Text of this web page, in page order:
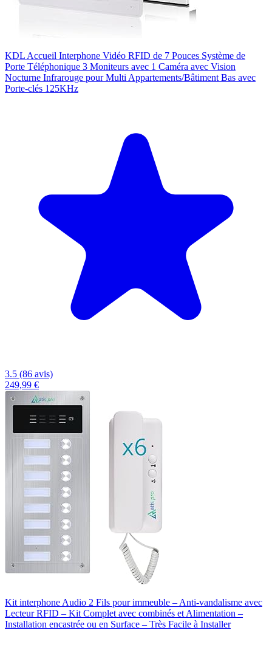
KDL Accueil Interphone Vidéo RFID de 7 Pouces Système de
Porte Téléphonique 3 Moniteurs avec 1 Caméra avec Vision
Nocturne Infrarouge pour Multi Appartements/Bâtiment Bas avec
Porte-clés 125KHz
3.5 (86 avis)
249,99 €
Kit interphone Audio 2 Fils pour immeuble – Anti-vandalisme avec
Lecteur RFID – Kit Complet avec combinés et Alimentation –
Installation encastrée ou en Surface – Très Facile à Installer